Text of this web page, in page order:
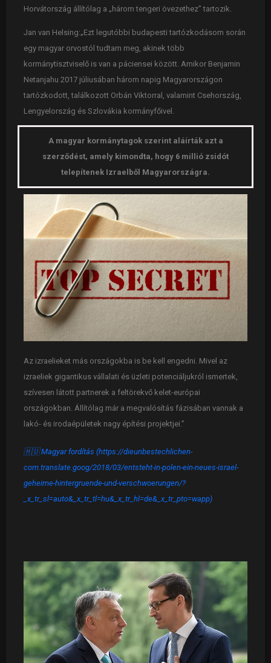
Horvátország állítólag a „három tengeri övezethez” tartozik.
Jan van Helsing:„Ezt legutóbbi budapesti tartózkodásom során
egy magyar orvostól tudtam meg, akinek több
kormánytisztviselő is van a páciensei között. Amikor Benjamin
Netanjahu 2017 júliusában három napig Magyarországon
tartózkodott, találkozott Orbán Viktorral, valamint Csehország,
Lengyelország és Szlovákia kormányfőivel.
A magyar kormánytagok szerint aláírták azt a
szerződést, amely kimondta, hogy 6 millió zsidót
telepítenek Izraelből Magyarországra.
Az izraelieket más országokba is be kell engedni. Mivel az
izraeliek gigantikus vállalati és üzleti potenciáljukról ismertek,
szívesen látott partnerek a feltörekvő kelet-európai
országokban. Állítólag már a megvalósítás fázisában vannak a
lakó- és irodaépületek nagy építési projektjei.”
🇭🇺 Magyar fordítás (https://dieunbestechlichen-
com.translate.goog/2018/03/entsteht-in-polen-ein-neues-israel-
geheime-hintergruende-und-verschwoerungen/?
_x_tr_sl=auto&_x_tr_tl=hu&_x_tr_hl=de&_x_tr_pto=wapp)